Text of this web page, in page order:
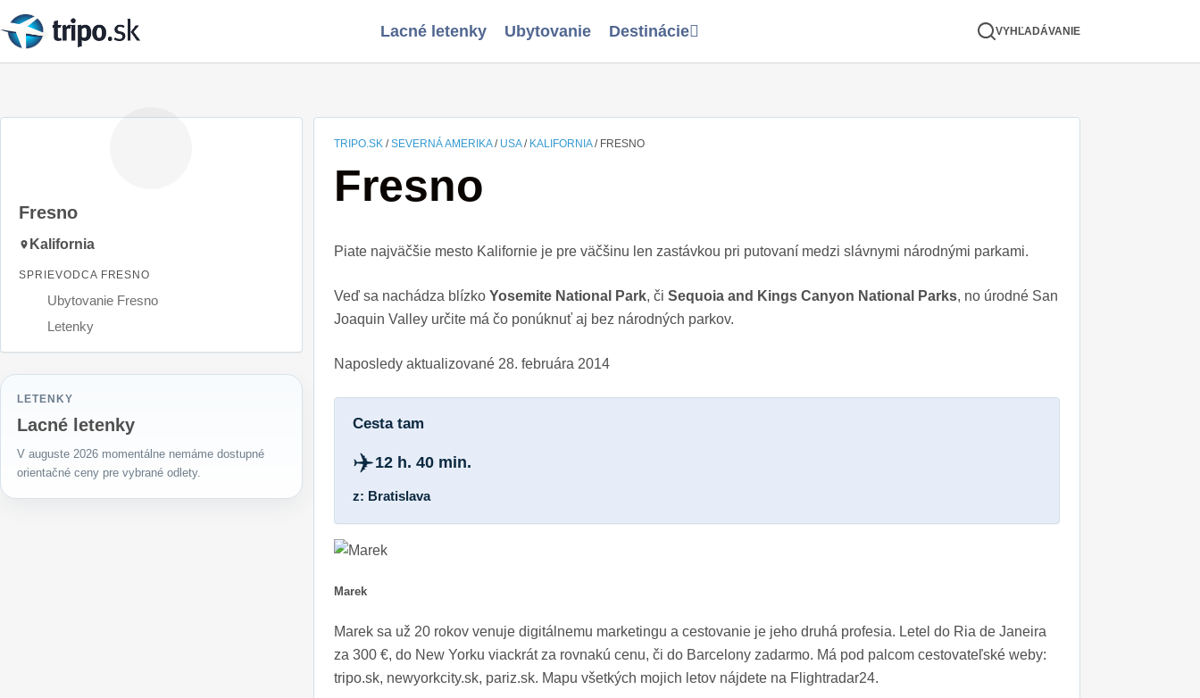
Skip
to
Lacné letenky Ubytovanie Destinácie VYHĽADÁVANIE
TRIPO.SK/SEVERNÁ AMERIKA/ USA/ KALIFORNIA/ FRESNO
Fresno
Piate najväčšie mesto Kalifornie je pre väčšinu len zastávkou pri putovaní medzi slávnymi národnými parkami.
Veď sa nachádza blízko Yosemite National Park, či Sequoia and Kings Canyon National Parks, no úrodné San
Joaquin Valley určite má čo ponúknuť aj bez národných parkov.
Naposledy aktualizované 28. februára 2014
Cesta tam
✈️12 h. 40 min.
z: Bratislava
Marek
Marek sa už 20 rokov venuje digitálnemu marketingu a cestovanie je jeho druhá profesia. Letel do Ria de Janeira
za 300 €, do New Yorku viackrát za rovnakú cenu, či do Barcelony zadarmo. Má pod palcom cestovateľské weby:
tripo.sk, newyorkcity.sk, pariz.sk. Mapu všetkých mojich letov nájdete na Flightradar24.
Fresno
Kalifornia
SPRIEVODCA FRESNO
Ubytovanie Fresno
Letenky
LETENKY
Lacné letenky
V auguste 2026 momentálne nemáme dostupné
orientačné ceny pre vybrané odlety.